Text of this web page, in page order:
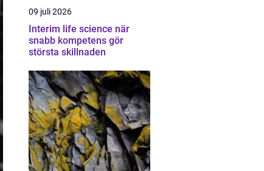
09 juli 2026
Interim life science när
snabb kompetens gör
största skillnaden